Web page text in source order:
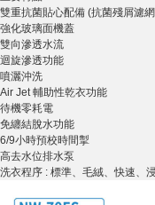
雙重抗菌貼心配備 (抗菌殘屑濾
強化玻璃面機蓋
雙向滲透水流
迴旋滲透功能
噴灑沖洗
Air Jet 輔助性乾衣功能
待機零耗電
免纏結脫水功能
6/9小時預校時間掣
高去水位排水泵
洗衣程序 : 標準、毛絨、快速、